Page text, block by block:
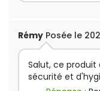
Rémy Posée le
Salut, ce
sécurité et